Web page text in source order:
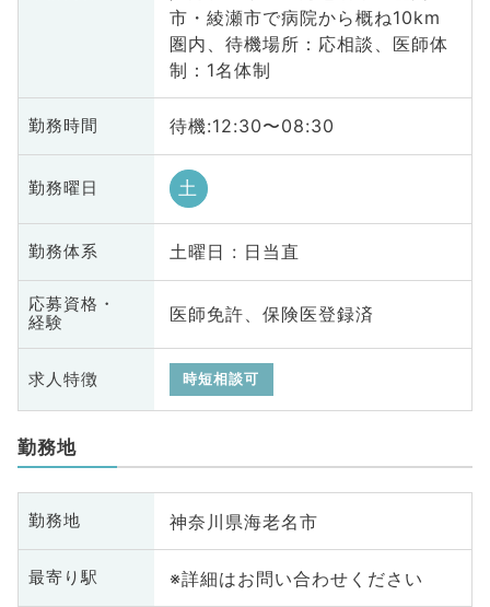
市・綾瀬市で病院から概ね10km
圏内、待機場所：応相談、医師体
制：1名体制
勤務時間 待機:12:30〜08:30
勤務曜日 土
勤務体系 土曜日 : 日当直
応募資格・
経験
医師免許、保険医登録済
求人特徴 時短相談可
勤務地
勤務地 神奈川県海老名市
最寄り駅 ※詳細はお問い合わせください